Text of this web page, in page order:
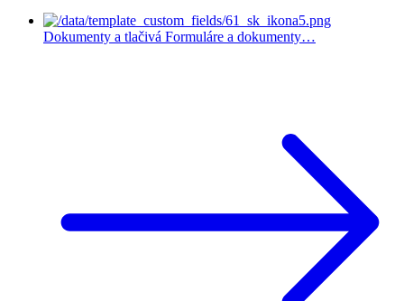
Dokumenty a tlačivá Formuláre a dokumenty…